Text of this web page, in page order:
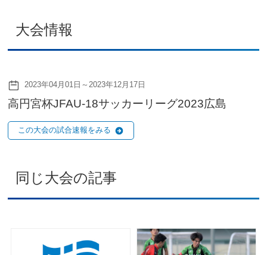
大会情報
2023年04月01日～2023年12月17日
高円宮杯JFAU-18サッカーリーグ2023広島
この大会の試合速報をみる
同じ大会の記事